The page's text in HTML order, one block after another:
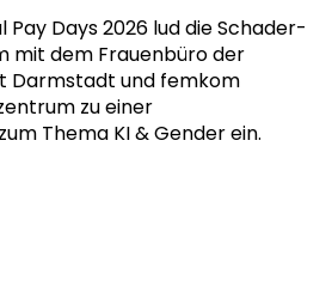
Pay Days 2026 lud die Schader-
mit dem Frauenbüro der
Darmstadt und femkom
zu einer
Thema KI & Gender ein.